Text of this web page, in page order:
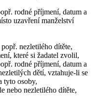
rodné příjmení, datum a
uzavření manželství
nezletilého dítěte,
které si žadatel zvolil,
rodné příjmení, datum a
dětí, vztahuje-li se
tyto osoby,
nebo nezletilého dítěte,